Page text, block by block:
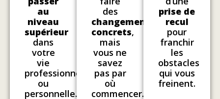
au
niveau
supérieur
dans
votre
vie
professionnelle
ou
personnelle.
des
changements
concrets,
mais
vous ne
savez
pas par
où
commencer.
prise de
recul
pour
franchir
les
obstacles
qui vous
freinent.